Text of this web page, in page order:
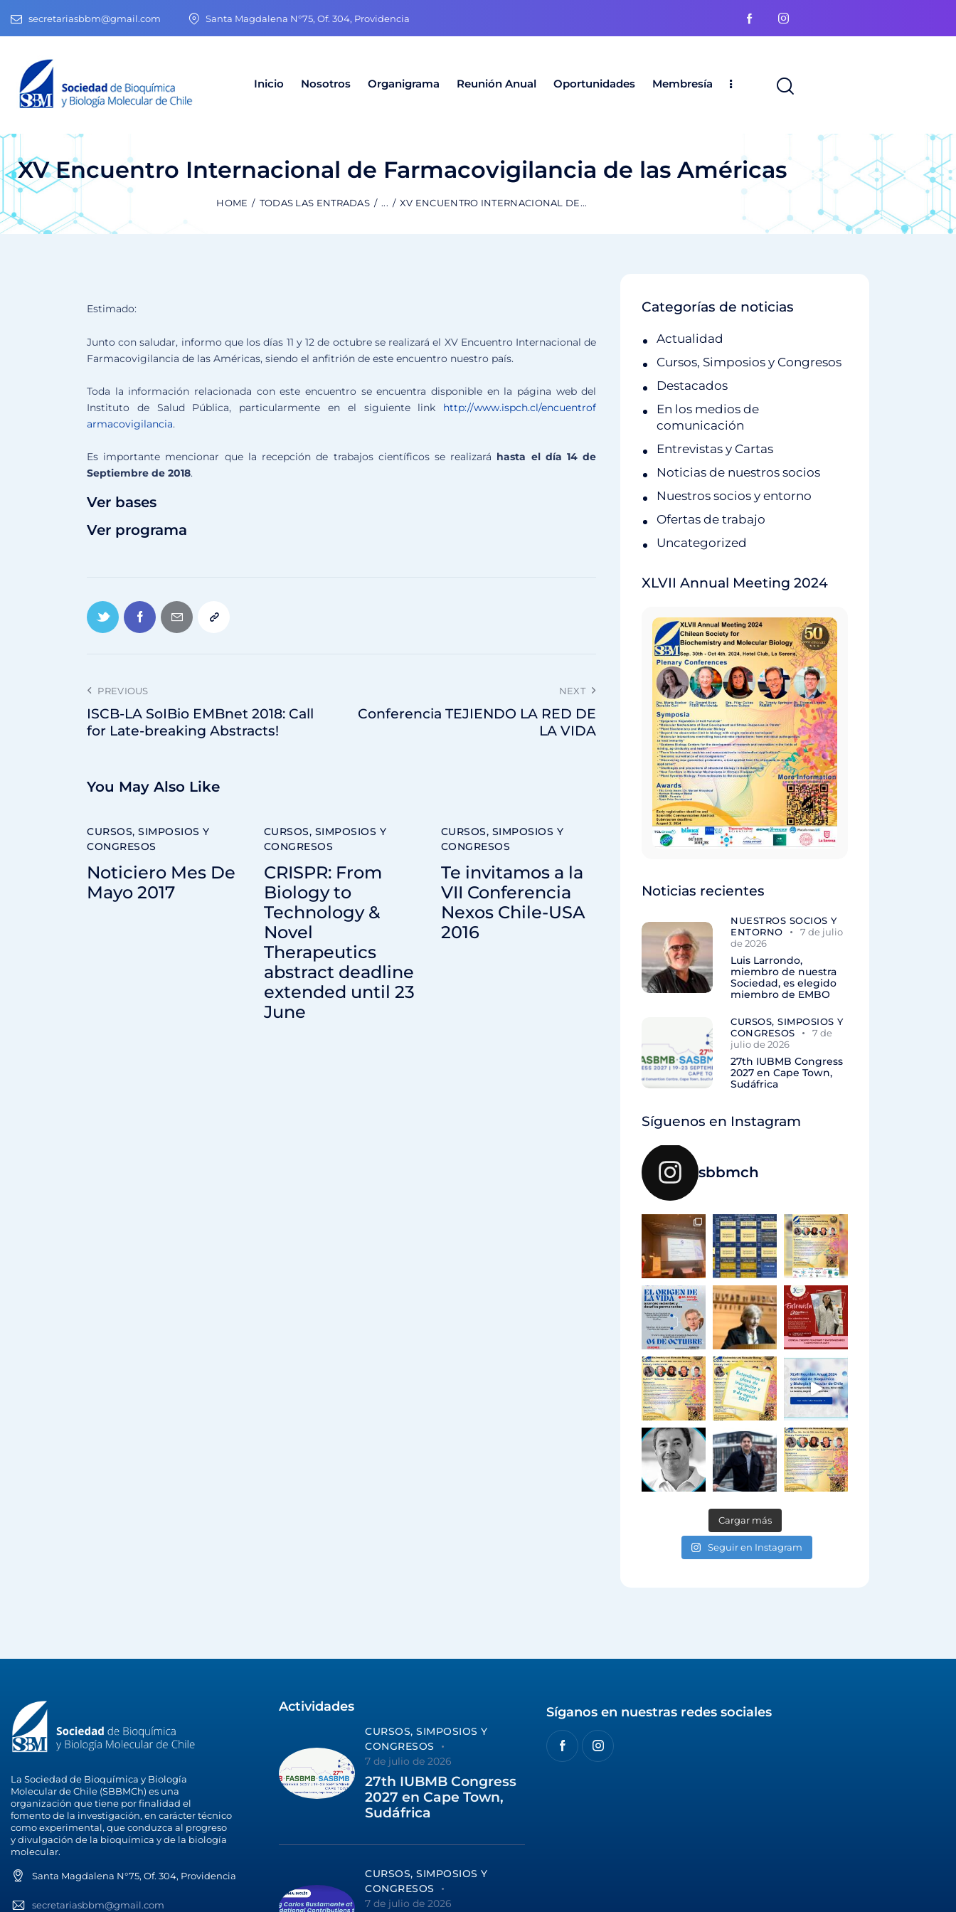
secretariasbbm@gmail.com Santa Magdalena N°75, Of. 304, Providencia
Inicio Nosotros Organigrama Reunión Anual Oportunidades Membresía
XV Encuentro Internacional de Farmacovigilancia de las Américas
HOME TODAS LAS ENTRADAS ... XV ENCUENTRO INTERNACIONAL DE...
Estimado:
Junto con saludar, informo que los días 11 y 12 de octubre se realizará el XV Encuentro Internacional de
Farmacovigilancia de las Américas, siendo el anfitrión de este encuentro nuestro país.
Toda la información relacionada con este encuentro se encuentra disponible en la página web del
Instituto de Salud Pública, particularmente en el siguiente link http://www.ispch.cl/encuentrof
armacovigilancia.
Es importante mencionar que la recepción de trabajos científicos se realizará hasta el día 14 de
Septiembre de 2018.
Ver bases
Ver programa
PREVIOUS
ISCB-LA SoIBio EMBnet 2018: Call
for Late-breaking Abstracts!
NEXT
Conferencia TEJIENDO LA RED DE
LA VIDA
You May Also Like
CURSOS, SIMPOSIOS Y
CONGRESOS
Noticiero Mes De
Mayo 2017
CURSOS, SIMPOSIOS Y
CONGRESOS
CRISPR: From
Biology to
Technology &
Novel
Therapeutics
abstract deadline
extended until 23
June
CURSOS, SIMPOSIOS Y
CONGRESOS
Te invitamos a la
VII Conferencia
Nexos Chile-USA
2016
Categorías de noticias
Actualidad
Cursos, Simposios y Congresos
Destacados
En los medios de
comunicación
Entrevistas y Cartas
Noticias de nuestros socios
Nuestros socios y entorno
Ofertas de trabajo
Uncategorized
XLVII Annual Meeting 2024
Noticias recientes
NUESTROS SOCIOS Y
ENTORNO
7 de julio
de 2026
Luis Larrondo,
miembro de nuestra
Sociedad, es elegido
miembro de EMBO
CURSOS, SIMPOSIOS Y
CONGRESOS
7 de
julio de 2026
27th IUBMB Congress
2027 en Cape Town,
Sudáfrica
Síguenos en Instagram
sbbmch
Cargar más
Seguir en Instagram
La Sociedad de Bioquímica y Biología
Molecular de Chile (SBBMCh) es una
organización que tiene por finalidad el
fomento de la investigación, en carácter técnico
como experimental, que conduzca al progreso
y divulgación de la bioquímica y de la biología
molecular.
Santa Magdalena N°75, Of. 304, Providencia
secretariasbbm@gmail.com
Actividades
CURSOS, SIMPOSIOS Y
CONGRESOS
7 de julio de 2026
27th IUBMB Congress
2027 en Cape Town,
Sudáfrica
CURSOS, SIMPOSIOS Y
CONGRESOS
7 de julio de 2026
Síganos en nuestras redes sociales